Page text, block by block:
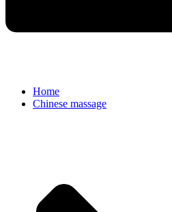
Home
Chinese massage